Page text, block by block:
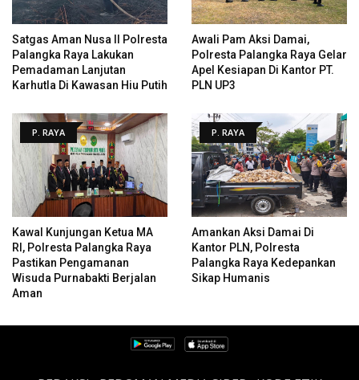
Satgas Aman Nusa II Polresta
Palangka Raya Lakukan
Pemadaman Lanjutan
Karhutla Di Kawasan Hiu Putih
Awali Pam Aksi Damai,
Polresta Palangka Raya Gelar
Apel Kesiapan Di Kantor PT.
PLN UP3
P. RAYA
Kawal Kunjungan Ketua MA
RI, Polresta Palangka Raya
Pastikan Pengamanan
Wisuda Purnabakti Berjalan
Aman
P. RAYA
Amankan Aksi Damai Di
Kantor PLN, Polresta
Palangka Raya Kedepankan
Sikap Humanis